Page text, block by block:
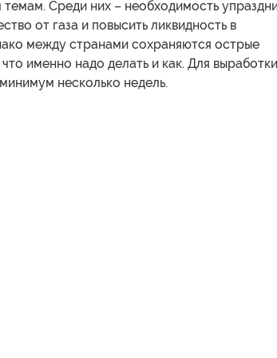
Среди них – необходимость
от газа и повысить ликвидность в
между странами сохраняются острые
именно надо делать и как. Для выработки
несколько недель.